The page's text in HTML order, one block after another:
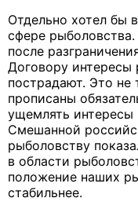
Отдельно хотел бы
сфере
после
Договору интересы
пострадают. Это не
прописаны
ущемлять интересы
Смешанной
рыболовству
в области
положение наших
стабильнее.